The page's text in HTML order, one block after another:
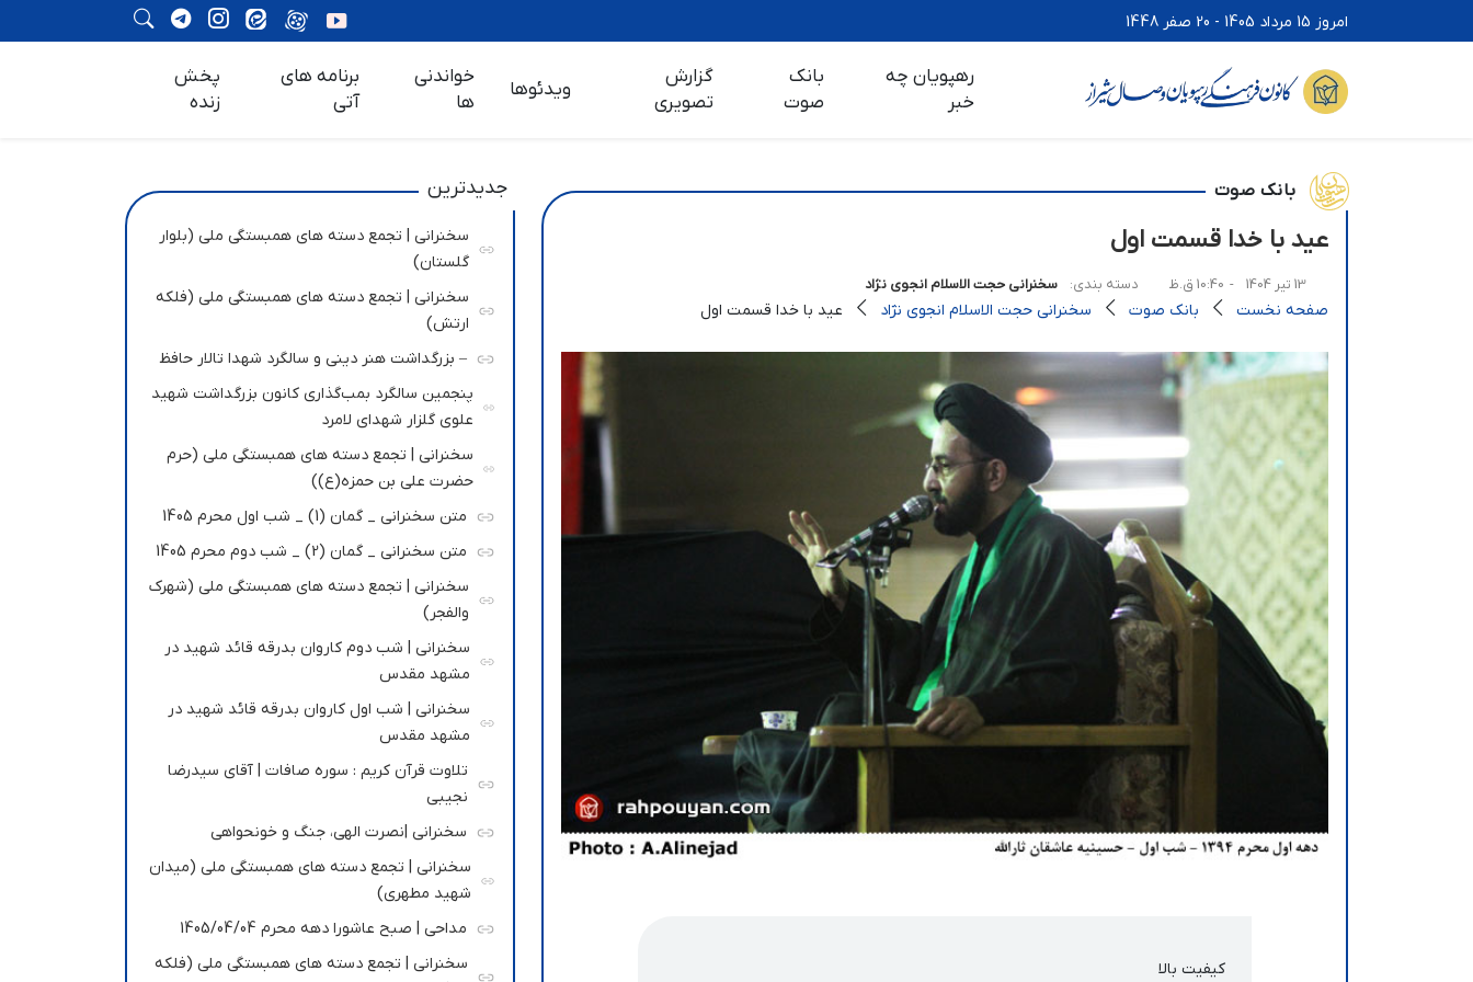
امروز 15 مرداد 1405 - 20 صفر 1448
رهپویان چه
خبر
بانک
صوت
گزارش
تصویری
ویدئوها
خواندنی
ها
برنامه های
آتی
پخش
زنده
بانک صوت
عید با خدا قسمت اول
13 تیر 1404 - 10:40 ق.ظ دسته بندی: سخنرانی حجت الاسلام انجوی نژاد
صفحه نخست بانک صوت سخنرانی حجت الاسلام انجوی نژاد عید با خدا قسمت اول
کیفیت بالا
جدیدترین
سخنرانی | تجمع دسته های همبستگی ملی (بلوار
گلستان)
سخنرانی | تجمع دسته های همبستگی ملی (فلکه
ارتش)
– بزرگداشت هنر دینی و سالگرد شهدا تالار حافظ
پنجمین سالگرد بمب‌گذاری کانون بزرگداشت شهید
علوی گلزار شهدای لامرد
سخنرانی | تجمع دسته های همبستگی ملی (حرم
حضرت علی بن حمزه(ع))
متن سخنرانی _ گمان (1) _ شب اول محرم 1405
متن سخنرانی _ گمان (2) _ شب دوم محرم 1405
سخنرانی | تجمع دسته های همبستگی ملی (شهرک
والفجر)
سخنرانی | شب دوم کاروان بدرقه قائد شهید در
مشهد مقدس
سخنرانی | شب اول کاروان بدرقه قائد شهید در
مشهد مقدس
تلاوت قرآن کریم : سوره صافات | آقای سیدرضا
نجیبی
سخنرانی |نصرت الهی، جنگ و خونحواهی
سخنرانی | تجمع دسته های همبستگی ملی (میدان
شهید مطهری)
مداحی | صبح عاشورا دهه محرم 1405/04/04
سخنرانی | تجمع دسته های همبستگی ملی (فلکه